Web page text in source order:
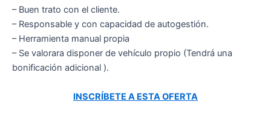
– Buen trato con el cliente.
– Responsable y con capacidad de autogestión.
– Herramienta manual propia
– Se valorara disponer de vehículo propio (Tendrá una
bonificación adicional ).
INSCRÍBETE A ESTA OFERTA